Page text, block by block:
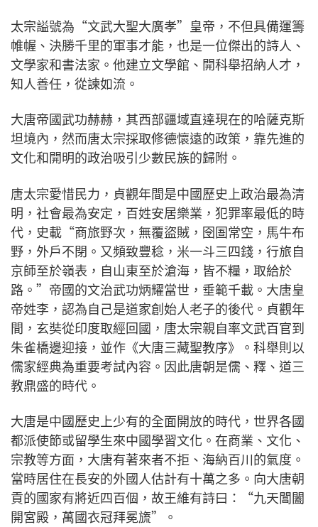
太宗謚號為“文武大聖大廣孝”皇帝，不但具備運籌
帷幄、決勝千里的軍事才能，也是一位傑出的詩人、
文學家和書法家。他建立文學館、開科舉招納人才，
知人善任，從諫如流。
大唐帝國武功赫赫，其西部疆域直達現在的哈薩克斯
坦境內，然而唐太宗採取修德懷遠的政策，靠先進的
文化和開明的政治吸引少數民族的歸附。
唐太宗愛惜民力，貞觀年間是中國歷史上政治最為清
明，社會最為安定，百姓安居樂業，犯罪率最低的時
代，史載“商旅野次，無覆盜賊，囹圄常空，馬牛布
野，外戶不閉。又頻致豐稔，米一斗三四錢，行旅自
京師至於嶺表，自山東至於滄海，皆不糧，取給於
路。”帝國的文治武功炳耀當世，垂範千載。大唐皇
帝姓李，認為自己是道家創始人老子的後代。貞觀年
間，玄奘從印度取經回國，唐太宗親自率文武百官到
朱雀橋邊迎接，並作《大唐三藏聖教序》。科舉則以
儒家經典為重要考試內容。因此唐朝是儒、釋、道三
教鼎盛的時代。
大唐是中國歷史上少有的全面開放的時代，世界各國
都派使節或留學生來中國學習文化。在商業、文化、
宗教等方面，大唐有著來者不拒、海納百川的氣度。
當時居住在長安的外國人估計有十萬之多。向大唐朝
貢的國家有將近四百個，故王維有詩曰：“九天閶闔
開宮殿，萬國衣冠拜冕旒”。